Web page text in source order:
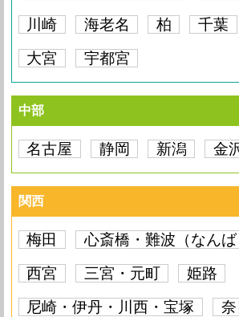
川崎
海老名 柏 千葉
大宮
宇都宮
中部
名古屋 静岡 新潟 金
関西
梅田 心斎橋・難波（なんば
西宮
三宮・元町
姫路
尼崎・伊丹・川西・宝塚
奈